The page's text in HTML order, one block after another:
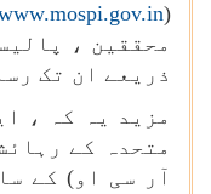
(
محققین ،
ذریعے ان تک
مزید یہ کہ ،
متحدہ کے
آر سی او) کے